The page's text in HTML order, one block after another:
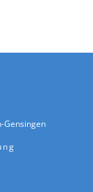
Gensingen